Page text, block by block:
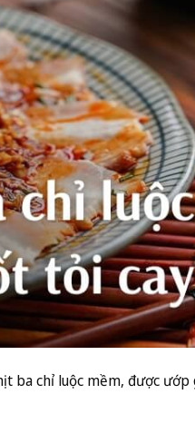
ba chỉ luộc mềm, được ướp